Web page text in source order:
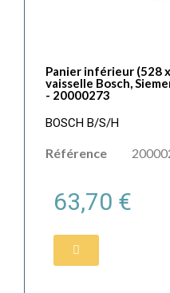
Panier inférieur (528
vaisselle Bosch,
- 20000273
BOSCH B/S/H
Référence
63,70 €